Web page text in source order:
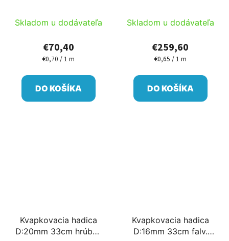
vyrovnávajúci pre
ovocné sady 100m 2
Skladom u dodávateľa
€70,40
Jednotková
€0,70 / 1 m
DO KOŠÍKA
hrúbka steny
45mil=1,2mm tlakovo
ovocné sady 100m
2l/h
Skladom u dodávateľa
€259,60
Jednotková
€0,65 / 1 m
DO KOŠÍKA
Kvapkovacia hadica
D:20mm 33cm hrúbka
Kvapkovacia hadica
D:16mm 33cm falv.